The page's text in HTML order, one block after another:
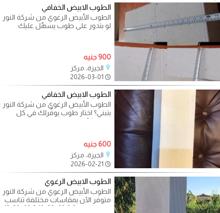
الطوب الابيض الخفافي
الطوب الأبيض الرغوي من شركة النور
لو بتدور على طوب يسهّل عليك
الشغل ويوفر في التكلفة… يبقى
900 جنيه
الجيزة، مركز
الطوب الابيض الخفافي
الطوب الأبيض الرغوي من شركة النور
بتبني؟ اختار طوب يوفّرلك في كل
مرحلة! ? المقاسات المتاحة:
600 جنيه
الجيزة، مركز
الطوب الابيض الرغوي
الطوب الأبيض الرغوي من شركة النور
متوفر الآن بمقاسات مختلفة تناسب
كل مشروع ? ? 60×20×10 ? 60×20×12